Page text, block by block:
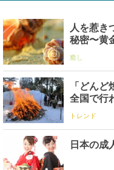
人を惹き
秘密〜黄
癒し
「どん
全国で行
トレンド
日本の成